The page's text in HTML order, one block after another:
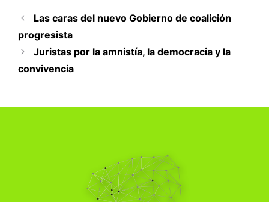
Las caras del nuevo Gobierno de coalición
progresista
Juristas por la amnistía, la democracia y la
convivencia